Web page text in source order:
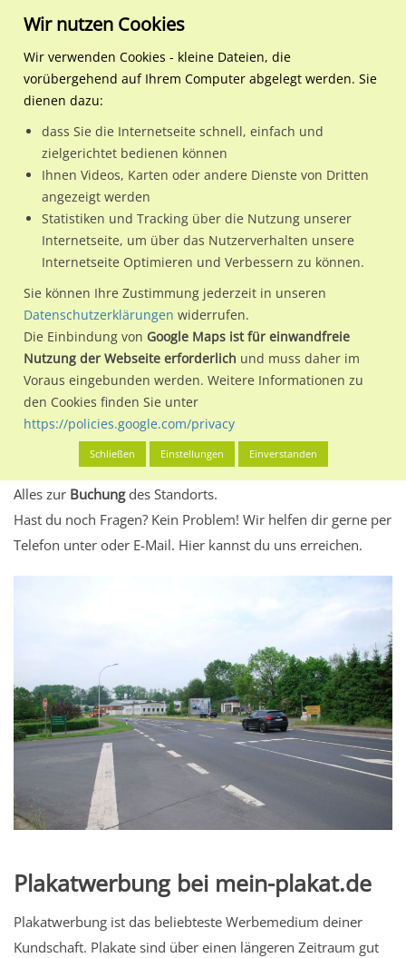
Regionale Plakatwerbung Hessen
Schlitz, Stadt
Am Lingelsberg 2/rts
Nutze günstige Werbemöglichkeiten am Standort Am
Lingelsberg 2/rts (Bernshausen)im Ortsteil Bernshausen)
Schlitz, Stadt.
Wir erheben für jede unserer Werbeflächen individuelle und
aktuelleStandortinformationenundLeistungswerte. Damit
kannst du dich schon vor der Buchung im Detail über den
Standort, seine Reichweite und Werbewirkung sowie
eventuelle Beschränkungen in den zugelassenen
Werbeinhalten informieren.
Alles klar? Dann findest du direkt im unteren Teil dieser Seite
Alles zur Buchungdes Standorts.
Hast du noch Fragen? Kein Problem! Wir helfen dir gerne per
Telefon unter oder E-Mail. Hier kannst du uns erreichen.
Plakatwerbung bei mein-plakat.de
Plakatwerbung ist das beliebteste Werbemedium deiner
Kundschaft. Plakate sind über einen längeren Zeitraum gut
Wir nutzen Cookies
Wir verwenden Cookies - kleine Dateien, die
vorübergehend auf Ihrem Computer abgelegt werden. Sie
dienen dazu:
dass Sie die Internetseite schnell, einfach und
zielgerichtet bedienen können
Ihnen Videos, Karten oder andere Dienste von Dritten
angezeigt werden
Statistiken und Tracking über die Nutzung unserer
Internetseite, um über das Nutzerverhalten unsere
Internetseite Optimieren und Verbessern zu können.
Sie können Ihre Zustimmung jederzeit in unseren
Datenschutzerklärungen widerrufen.
Die Einbindung von Google Maps ist für einwandfreie
Nutzung der Webseite erforderlich und muss daher im
Voraus eingebunden werden. Weitere Informationen zu
den Cookies finden Sie unter
https://policies.google.com/privacy
Schließen Einstellungen Einverstanden